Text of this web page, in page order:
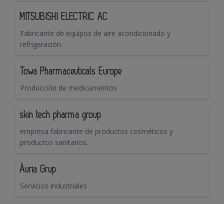
MITSUBISHI ELECTRIC AC
Fabricante de equipos de aire acondicionado y
refrigeración
Towa Pharmaceuticals Europe
Producción de medicamentos
skin tech pharma group
empresa fabricante de productos cosméticos y
productos sanitarios.
Àuria Grup
Servicios industriales